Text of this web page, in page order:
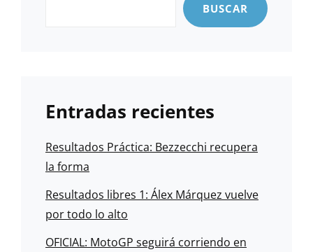
BUSCAR
Entradas recientes
Resultados Práctica: Bezzecchi recupera
la forma
Resultados libres 1: Álex Márquez vuelve
por todo lo alto
OFICIAL: MotoGP seguirá corriendo en